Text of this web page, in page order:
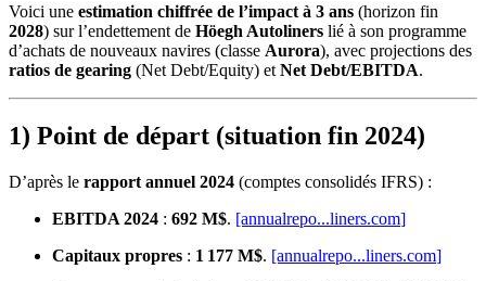
Voici une estimation chiffrée de l’impact à 3 ans (horizon fin
2028) sur l’endettement de Höegh Autoliners lié à son programme
d’achats de nouveaux navires (classe Aurora), avec projections des
ratios de gearing (Net Debt/Equity) et Net Debt/EBITDA.
1) Point de départ (situation fin 2024)
D’après le rapport annuel 2024 (comptes consolidés IFRS) :
EBITDA 2024 : 692 M$. [annualrepo...liners.com]
Capitaux propres : 1 177 M$. [annualrepo...liners.com]